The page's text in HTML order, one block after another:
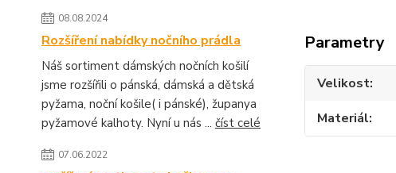
08.08.2024
Rozšíření nabídky nočního prádla
Náš sortiment dámských nočních košilí
jsme rozšířili o pánská, dámská a dětská
pyžama, noční košile( i pánské), županya
pyžamové kalhoty. Nyní u nás ... číst celé
07.06.2022
Parametry
Velikost
Materiál